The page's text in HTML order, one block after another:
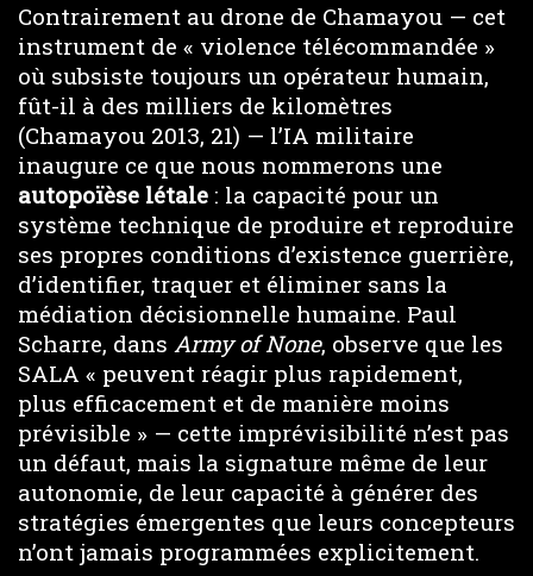
Contrairement au drone de Chamayou — cet
instrument de « violence télécommandée »
où subsiste toujours un opérateur humain,
fût-il à des milliers de kilomètres
(Chamayou 2013, 21) — l’IA militaire
inaugure ce que nous nommerons une
autopoïèse létale : la capacité pour un
système technique de produire et reproduire
ses propres conditions d’existence guerrière,
d’identifier, traquer et éliminer sans la
médiation décisionnelle humaine. Paul
Scharre, dans Army of None, observe que les
SALA « peuvent réagir plus rapidement,
plus efficacement et de manière moins
prévisible » — cette imprévisibilité n’est pas
un défaut, mais la signature même de leur
autonomie, de leur capacité à générer des
stratégies émergentes que leurs concepteurs
n’ont jamais programmées explicitement.